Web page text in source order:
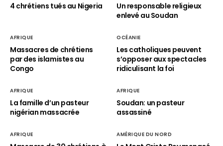
4 chrétiens tués au Nigeria
Un responsable religieux
enlevé au Soudan
AFRIQUE
Massacres de chrétiens
par des islamistes au
Congo
OCÉANIE
Les catholiques peuvent
s’opposer aux spectacles
ridiculisant la foi
AFRIQUE
La famille d’un pasteur
nigérian massacrée
AFRIQUE
Soudan: un pasteur
assassiné
AFRIQUE AMÉRIQUE DU NORD